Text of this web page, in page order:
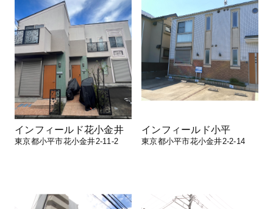
インフィールド花小金井
東京都小平市花小金井2-11-2
インフィールド小平
東京都小平市花小金井2-2-14